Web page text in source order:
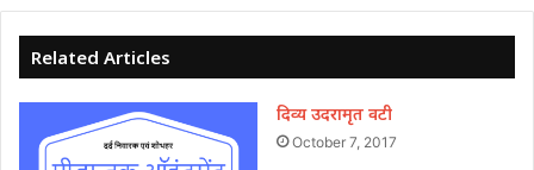
Related Articles
दिव्य उदरामृत वटी
October 7, 2017